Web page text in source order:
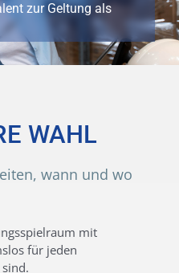
zur Geltung als
WAHL
wann und wo
mit
für jeden